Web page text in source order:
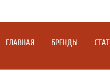
ГЛАВНАЯ БРЕНДЫ